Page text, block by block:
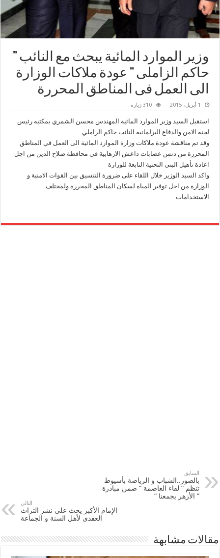
وزير الموارد المائية يبحث مع النائب ”
حاكم الزاملى ” عودة ملاكات الوزارة
الى العمل فى المناطق المحررة
1 أبريل، 2015 310 زيارة
استقبل السيد وزير الموارد المائية المهندس محسن الشمري بمكتبه رئيس
لجنة الامن والدفاع البرلمانية النائب حاكم الزاملي
وقد تم مناقشة عودة ملاكات وزارة الموارد المائية الى العمل في المناطق
المحررة من دنس عصابات داعش الارهابية في محافظة صلاح الدين من اجل
اعادة تأهيل البنى التحتية التابعة للوزارة
واكد السيد الوزير خلال اللقاء على ضرورة التنسيق بين القوات الامنية و
الوزارة من اجل توفير المياه لسكان المناطق المحررة ولمختلف
الاستخدامات
السابق
بالصور..الشباب و الرياضة بأسيوط
تنظم ” لقاء العاصمة ” ضمن مبادرة
” الأزهر يجمعنا “
التالي
الإمام الأكبر يحث على نشر التراث
العقدى لأهل السنة و الجماعة
مقالات مشابهة